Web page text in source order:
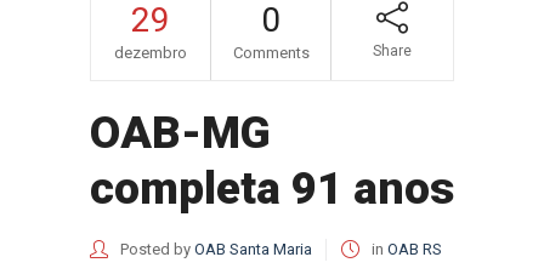
29
dezembro
0
Comments Share
OAB-MG
completa 91 anos
Posted by OAB Santa Maria in OAB RS